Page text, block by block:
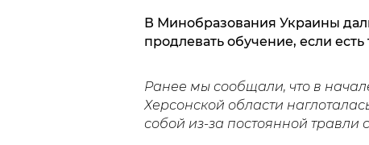
В Минобразования Украины
продлевать обучение, если
Ранее мы сообщали, что в
Херсонской области
собой из-за постоянной травли